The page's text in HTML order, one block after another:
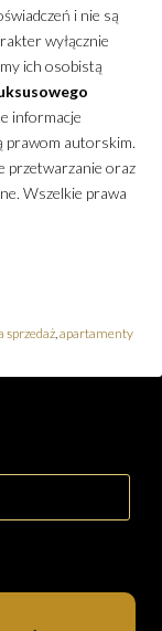
i nie są
wyłącznie
ich osobistą
informacje
prawom autorskim.
przetwarzanie oraz
Wszelkie prawa
sprzedaż, apartamenty